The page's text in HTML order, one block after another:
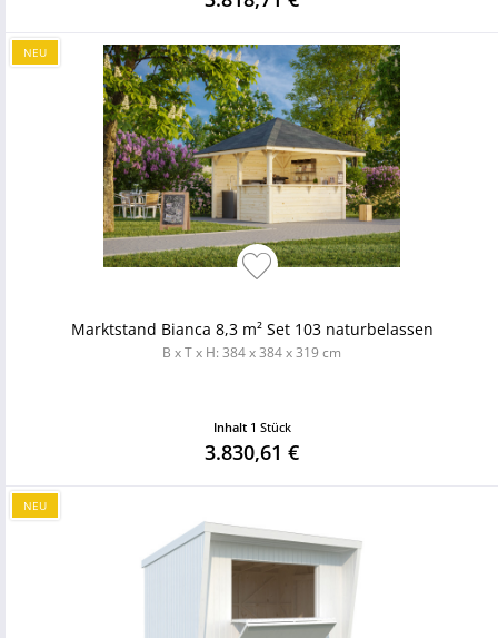
NEU
Marktstand Bianca 8,3 m² Set 103 naturbelassen
B x T x H: 384 x 384 x 319 cm
Inhalt 1 Stück
3.830,61 €
NEU